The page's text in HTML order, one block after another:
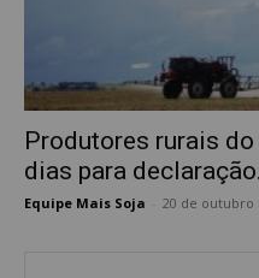
Produtores rurais
dias para
Equipe Mais Soja 20 de outubro